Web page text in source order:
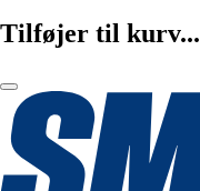
Tilføjer til kurv...